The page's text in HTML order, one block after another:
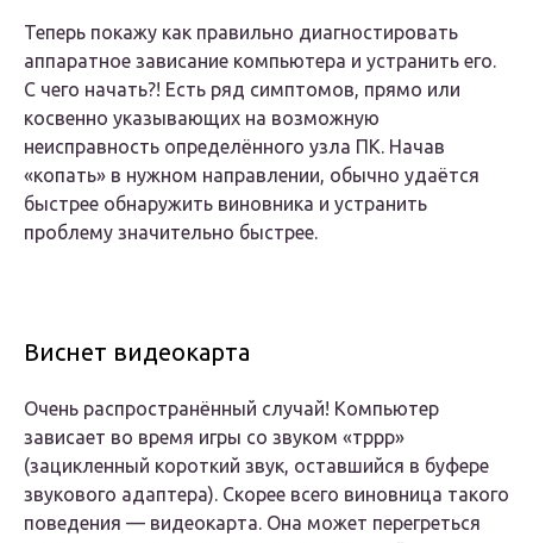
Теперь покажу как правильно диагностировать
аппаратное зависание компьютера и устранить его.
С чего начать?! Есть ряд симптомов, прямо или
косвенно указывающих на возможную
неисправность определённого узла ПК. Начав
«копать» в нужном направлении, обычно удаётся
быстрее обнаружить виновника и устранить
проблему значительно быстрее.
Виснет видеокарта
Очень распространённый случай! Компьютер
зависает во время игры со звуком «тррр»
(зацикленный короткий звук, оставшийся в буфере
звукового адаптера). Скорее всего виновница такого
поведения — видеокарта. Она может перегреться